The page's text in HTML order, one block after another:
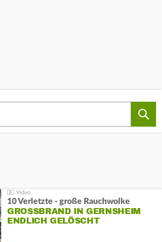
10 Verletzte - große Rauchwolke
GROSSBRAND IN GERNSHEIM E
NDLICH GELÖSCHT